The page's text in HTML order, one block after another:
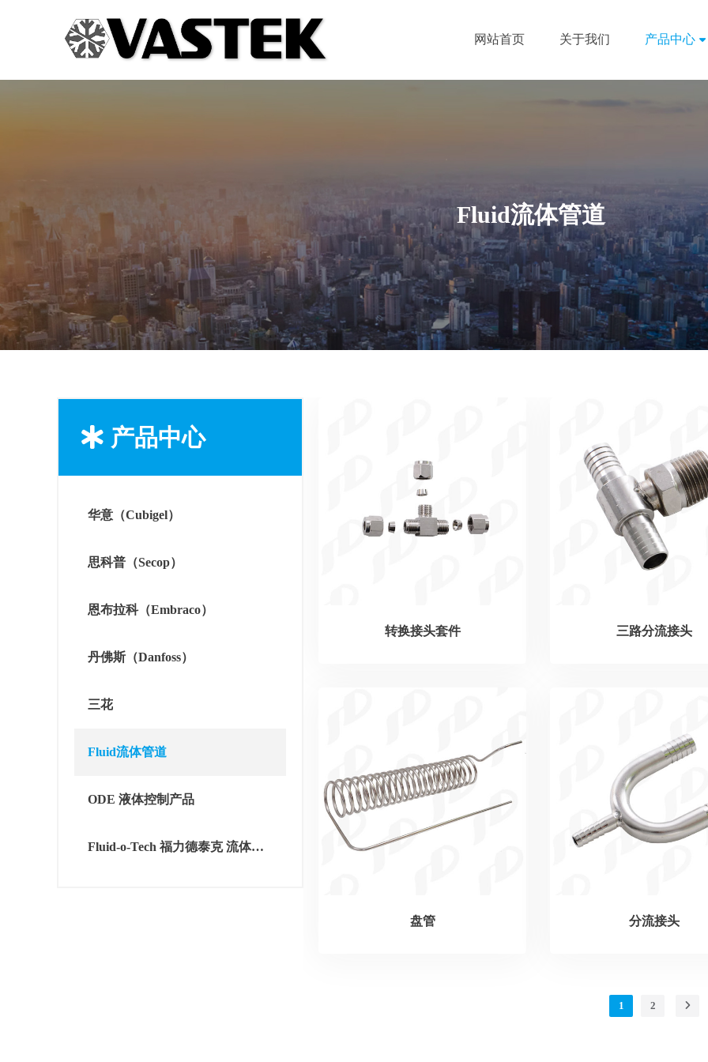
网站首页 关于我们 产品中心
Fluid流体管道
产品中心
华意（Cubigel）
思科普（Secop）
恩布拉科（Embraco）
丹佛斯（Danfoss）
三花
Fluid流体管道
ODE 液体控制产品
Fluid-o-Tech 福力德泰克 流体动力产品
转换接头套件 三路分流接头
盘管 分流接头
1 2